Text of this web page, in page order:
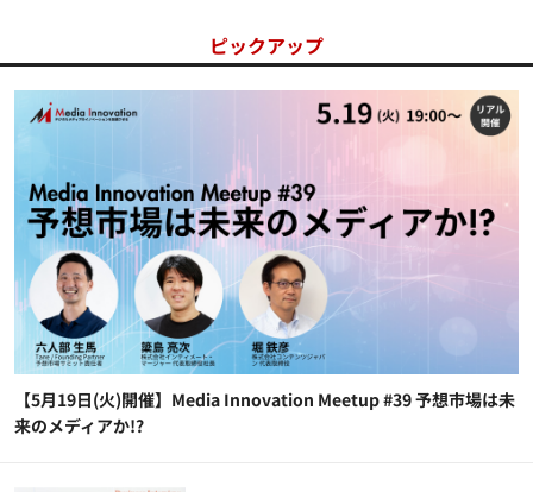
ピックアップ
【5月19日(火)開催】Media Innovation Meetup #39 予想市場は未
来のメディアか!?